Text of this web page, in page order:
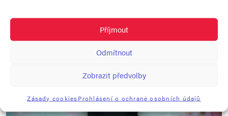
Příjmout
Odmítnout
Zobrazit předvolby
Zásady cookiesProhlášení o ochraně osobních údajů